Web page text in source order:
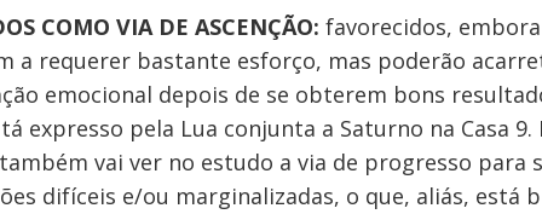
COMO VIA DE ASCENÇÃO: favorecidos, embora
a requerer bastante esforço, mas poderão
emocional depois de se obterem bons
expresso pela Lua conjunta a Saturno na Casa 9.
vai ver no estudo a via de progresso para
difíceis e/ou marginalizadas, o que, aliás, está